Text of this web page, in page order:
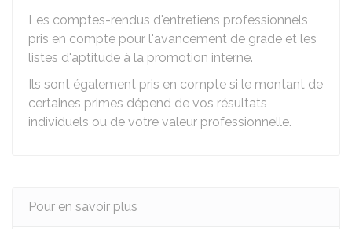
Les comptes-rendus d'entretiens professionnels
pris en compte pour l'avancement de grade et les
listes d'aptitude à la promotion interne.
Ils sont également pris en compte si le montant de
certaines primes dépend de vos résultats
individuels ou de votre valeur professionnelle.
Pour en savoir plus